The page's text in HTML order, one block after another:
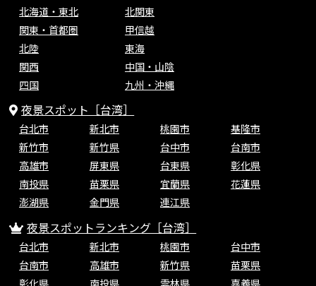
北海道・東北
北関東
関東・首都圏
甲信越
北陸
東海
関西
中国・山陰
四国
九州・沖縄
夜景スポット［台湾］
台北市 新北市 桃園市
基隆市
新竹市
新竹県 台中市
台南市
高雄市
屏東県 台東県
彰化県
南投県
苗栗県 宜蘭県
花蓮県
澎湖県
金門県 連江県
夜景スポットランキング［台湾］
台北市 新北市 桃園市
台中市
台南市
高雄市 新竹県
苗栗県